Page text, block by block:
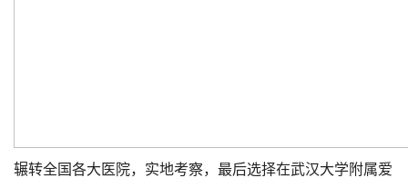
辗转全国各大医院，实地考察，最后选择在武汉大学附属爱